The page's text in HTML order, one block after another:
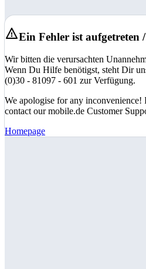
Ein Fehler ist aufgetreten
Wir bitten die verursachten
Wenn Du Hilfe benötigst, steht Dir
(0)30 - 81097 - 601 zur Verfügung.
We apologise for any inconvenience!
contact our mobile.de Customer
Homepage